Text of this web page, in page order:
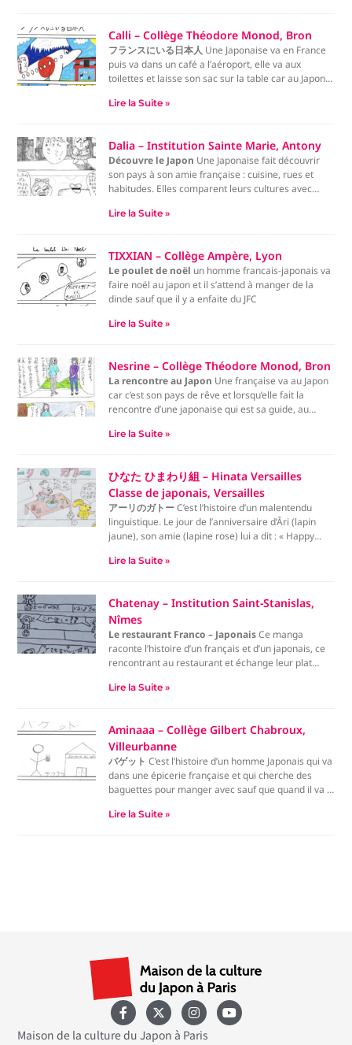
Calli – Collège Théodore Monod, Bron
フランスにいる日本人 Une Japonaise va en France
puis va dans un café a l’aéroport, elle va aux
toilettes et laisse son sac sur la table car au Japon
sac n’est plus la donc elle se l’est fait volée.
Lire la Suite »
Dalia – Institution Sainte Marie, Antony
Découvre le Japon Une Japonaise fait découvrir
son pays à son amie française : cuisine, rues et
habitudes. Elles comparent leurs cultures avec
à une amie japonaise, mais on lui rappelle qu’au
Lire la Suite »
TIXXIAN – Collège Ampère, Lyon
Le poulet de noël un homme francais-japonais va
faire noël au japon et il s’attend à manger de la
dinde sauf que il y a enfaite du JFC
Lire la Suite »
Nesrine – Collège Théodore Monod, Bron
La rencontre au Japon Une française va au Japon
car c’est son pays de rêve et lorsqu’elle fait la
rencontre d’une japonaise qui est sa guide, au
même temps la francaise tends sa main pour la
Lire la Suite »
ひなた ひまわり組 – Hinata Versailles
Classe de japonais, Versailles
アーリのガトーC’est l’histoire d’un malentendu
linguistique. Le jour de l’anniversaire d’Âri (lapin
jaune), son amie (lapine rose) lui a dit : « Happy
japonais : « Arigato !». Mais elle l’a mal compris. Elle
Lire la Suite »
Chatenay – Institution Saint-Stanislas,
Nîmes
Le restaurant Franco – JaponaisCe manga
raconte l’histoire d’un français et d’un japonais, ce
rencontrant au restaurant et échange leur plat
Et trouve ça bon , et deux ans plus tard deviennent
Lire la Suite »
Aminaaa – Collège Gilbert Chabroux,
Villeurbanne
バゲット C’est l’histoire d’un homme Japonais qui va
dans une épicerie française et qui cherche des
baguettes pour manger avec sauf que quand il va à
va lui donner une baguette (de pain) et le japonais
Lire la Suite »
Maison de la culture du Japon à Paris